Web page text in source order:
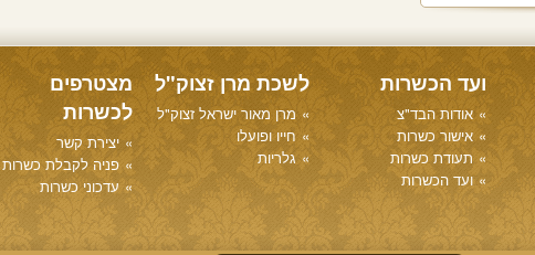
ועד הכשרות
אודות הבד"צ
אישור כשרות
תעודת כשרות
ועד הכשרות
לשכת מרן זצוק"ל
מרן מאור ישראל זצוק"ל
חייו ופועלו
גלריות
מצטרפים
לכשרות
יצירת קשר
פניה לקבלת כשרות
עדכוני כשרות